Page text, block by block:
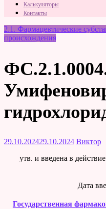
Калькуляторы
Контакты
2.1. Фармацевтические
происхождения
29.10.202429.10.2024 Виктор
утв. и введена в
Дата
Государственная